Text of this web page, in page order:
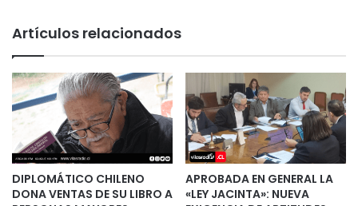
Artículos relacionados
DIPLOMÁTICO CHILENO
DONA VENTAS DE SU LIBRO A
APROBADA EN GENERAL LA
«LEY JACINTA»: NUEVA